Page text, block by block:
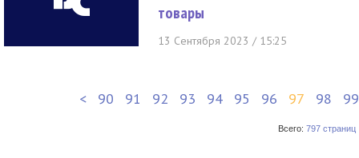
товары
13 Сентября 2023 / 15:25
< 90 91 92 93 94 95 96 97 98 99
Всего: 797 страниц